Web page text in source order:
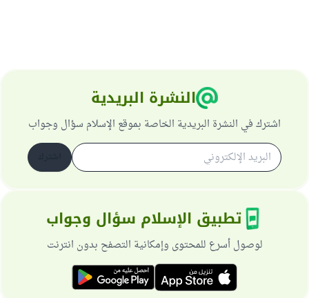
النشرة البريدية
اشترك في النشرة البريدية الخاصة بموقع الإسلام سؤال وجواب
تطبيق الإسلام سؤال وجواب
لوصول أسرع للمحتوى وإمكانية التصفح بدون انترنت